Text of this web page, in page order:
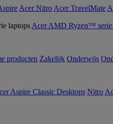
Acer Nitro Acer TravelMate
Acer AMD Ryzen™ serie
producten Zakelijk Onderwijs
Aspire Classic Desktops Nitro